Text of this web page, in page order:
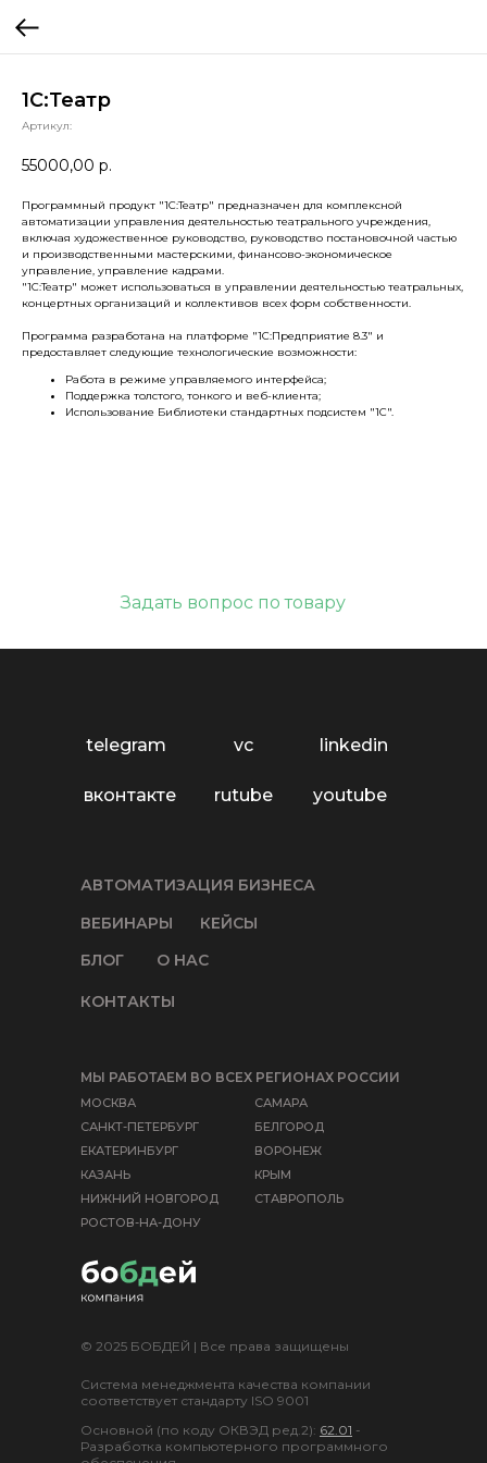
1С:Театр
Артикул:
55000,00 р.
Программный продукт "1C:Театр" предназначен для комплексной
автоматизации управления деятельностью театрального учреждения,
включая художественное руководство, руководство постановочной частью
и производственными мастерскими, финансово-экономическое
управление, управление кадрами.
"1C:Театр" может использоваться в управлении деятельностью театральных,
концертных организаций и коллективов всех форм собственности.
Программа разработана на платформе "1С:Предприятие 8.3" и
предоставляет следующие технологические возможности:
Работа в режиме управляемого интерфейса;
Поддержка толстого, тонкого и веб-клиента;
Использование Библиотеки стандартных подсистем "1С".
Задать вопрос по товару
vc linkedin
вконтакте rutube youtube
КРЫМ
СТАВРОПОЛЬ
БЕЛГОРОД
ВОРОНЕЖ
САМАРА
РОСТОВ-НА-ДОНУ
НИЖНИЙ НОВГОРОД
КАЗАНЬ
ЕКАТЕРИНБУРГ
САНКТ-ПЕТЕРБУРГ
МОСКВА
ВЕБИНАРЫ КЕЙСЫ
КОНТАКТЫ
О НАС
АВТОМАТИЗАЦИЯ БИЗНЕСА
БЛОГ
© 2025 БОБДЕЙ | Все права защищены
telegram
Основной (по коду ОКВЭД ред.2): 62.01 -
Разработка компьютерного программного
Система менеджмента качества компании
соответствует стандарту ISO 9001
МЫ РАБОТАЕМ ВО ВСЕХ РЕГИОНАХ РОССИИ